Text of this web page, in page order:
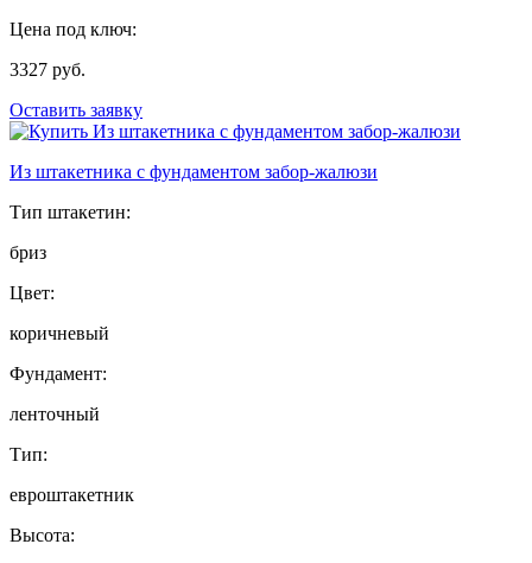
Цена под ключ:
3327 руб.
Оставить заявку
Из штакетника с фундаментом забор-жалюзи
Тип штакетин:
бриз
Цвет:
коричневый
Фундамент:
ленточный
Тип:
евроштакетник
Высота: